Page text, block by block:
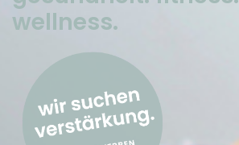
wellness.